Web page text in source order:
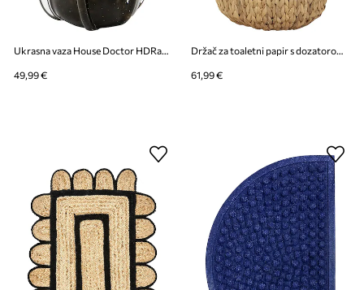
49,99 € 61,99 €